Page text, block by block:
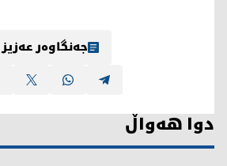
جەنگاوەر عەزیز
دوا هەواڵ